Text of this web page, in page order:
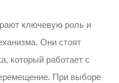
ключевую роль и
Они стоят
который работает с
При выборе